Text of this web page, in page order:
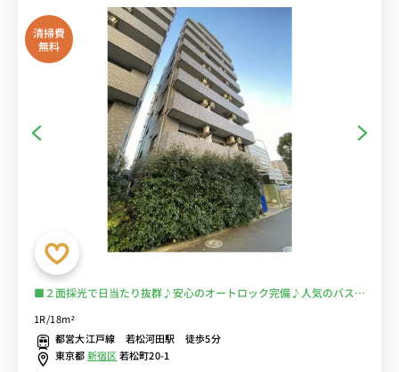
清掃費
無料
■２面採光で日当たり抜群♪安心のオートロック完備♪人気のバスト
に♪電車に乗るのを完全回避で安心！■選べるWi-Fi格安レンタル
中！
1R/18m²
都営大江戸線 若松河田駅 徒歩5分
東京都新宿区若松町20-1